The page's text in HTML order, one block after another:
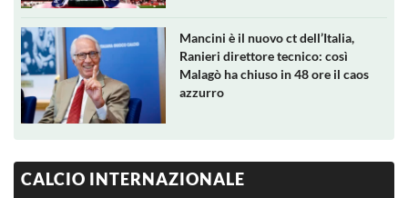
Mancini è il nuovo ct dell’Italia,
Ranieri direttore tecnico: così
Malagò ha chiuso in 48 ore il caos
azzurro
CALCIO INTERNAZIONALE